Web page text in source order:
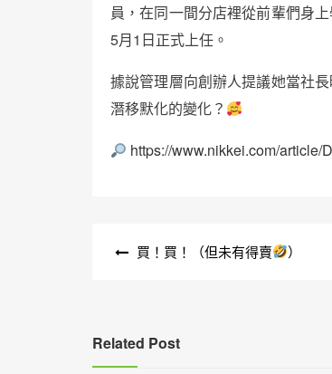
員，在同一間分店裡從前輩們身
5月1日正式上任。
據說管理層向創辦人提議她當社
潛移默化的變化？
https://www.nikkei.com/
買！買！（但未有得賣 ）
Related Post